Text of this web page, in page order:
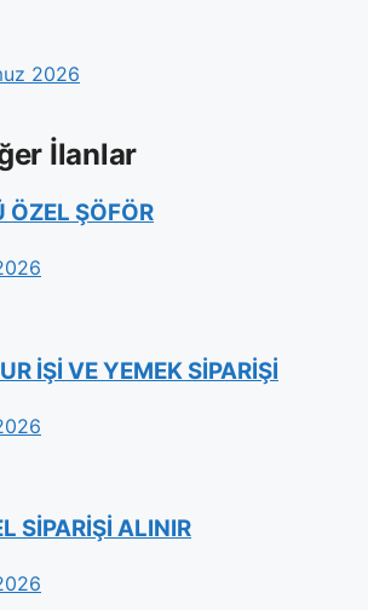
2026
İlanlar
ÖZEL ŞÖFÖR
İŞİ VE YEMEK SİPARİŞİ
SİPARİŞİ ALINIR